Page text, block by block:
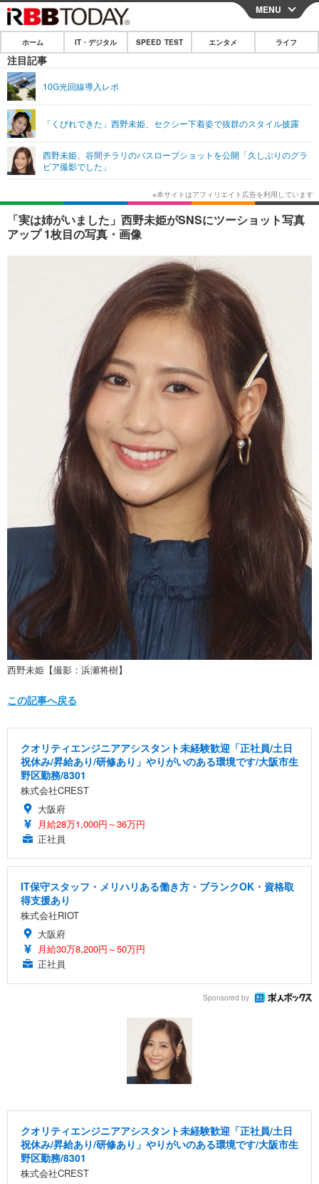
CLOSE
ホーム
IT・デジタル
ショッピング その他
SPEED TEST
エンタメ
エンタメTOP
韓国・芸能
音楽 スポーツ
その他
ライフ
ライフTOP グルメ
ペット ショッピング
その他
リリース一覧
プッシュ通知の停止方法
MENU
ホーム IT・デジタル SPEED TEST エンタメ ライフ
注目記事
10G光回線導入レポ
「くびれできた」西野未姫、セクシー下着姿で抜群のスタイル披露
西野未姫、谷間チラリのバスローブショットを公開「久しぶりのグラ
ビア撮影でした」
「実は姉がいました」西野未姫がSNSにツーショット写真
アップ 1枚目の写真・画像
西野未姫【撮影：浜瀬将樹】
この記事へ戻る
クオリティエンジニアアシスタント未経験歓迎「正社員/土日
祝休み/昇給あり/研修あり」やりがいのある環境です/大阪市生
野区勤務/8301
株式会社CREST
大阪府
月給28万1,000円～36万円
正社員
IT保守スタッフ・メリハリある働き方・ブランクOK・資格取
得支援あり
株式会社RIOT
大阪府
月給30万8,200円～50万円
正社員
Sponsored by
クオリティエンジニアアシスタント未経験歓迎「正社員/土日
祝休み/昇給あり/研修あり」やりがいのある環境です/大阪市生
野区勤務/8301
株式会社CREST